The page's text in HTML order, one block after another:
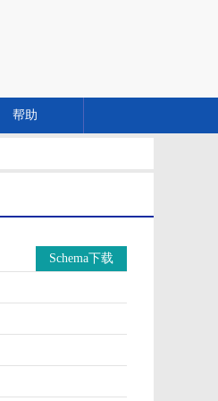
帮助
Schema下载